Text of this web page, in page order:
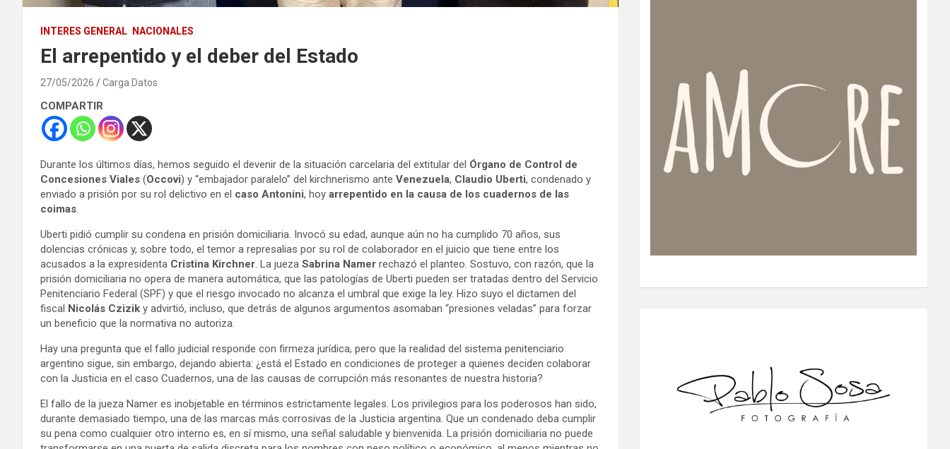
INTERES GENERAL NACIONALES
El arrepentido y el deber del Estado
27/05/2026 Carga Datos
COMPARTIR
Durante los últimos días, hemos seguido el devenir de la situación carcelaria del extitular del Órgano de Control de
Concesiones Viales (Occovi) y “embajador paralelo” del kirchnerismo ante Venezuela, Claudio Uberti, condenado y
enviado a prisión por su rol delictivo en el caso Antonini, hoy arrepentido en la causa de los cuadernos de las
coimas.
Uberti pidió cumplir su condena en prisión domiciliaria. Invocó su edad, aunque aún no ha cumplido 70 años, sus
dolencias crónicas y, sobre todo, el temor a represalias por su rol de colaborador en el juicio que tiene entre los
acusados a la expresidenta Cristina Kirchner. La jueza Sabrina Namer rechazó el planteo. Sostuvo, con razón, que la
prisión domiciliaria no opera de manera automática, que las patologías de Uberti pueden ser tratadas dentro del Servicio
Penitenciario Federal (SPF) y que el riesgo invocado no alcanza el umbral que exige la ley. Hizo suyo el dictamen del
fiscal Nicolás Czizik y advirtió, incluso, que detrás de algunos argumentos asomaban “presiones veladas” para forzar
un beneficio que la normativa no autoriza.
Hay una pregunta que el fallo judicial responde con firmeza jurídica, pero que la realidad del sistema penitenciario
argentino sigue, sin embargo, dejando abierta: ¿está el Estado en condiciones de proteger a quienes deciden colaborar
con la Justicia en el caso Cuadernos, una de las causas de corrupción más resonantes de nuestra historia?
El fallo de la jueza Namer es inobjetable en términos estrictamente legales. Los privilegios para los poderosos han sido,
durante demasiado tiempo, una de las marcas más corrosivas de la Justicia argentina. Que un condenado deba cumplir
su pena como cualquier otro interno es, en sí mismo, una señal saludable y bienvenida. La prisión domiciliaria no puede